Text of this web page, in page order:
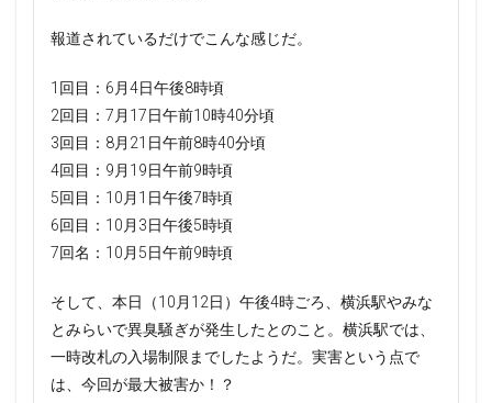
報道されているだけでこんな感じだ。
1回目：6月4日午後8時頃
2回目：7月17日午前10時40分頃
3回目：8月21日午前8時40分頃
4回目：9月19日午前9時頃
5回目：10月1日午後7時頃
6回目：10月3日午後5時頃
7回名：10月5日午前9時頃
そして、本日（10月12日）午後4時ごろ、横浜駅やみな
とみらいで異臭騒ぎが発生したとのこと。横浜駅では、
一時改札の入場制限までしたようだ。実害という点で
は、今回が最大被害か！？